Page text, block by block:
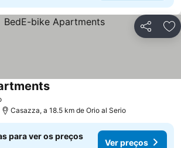
Partilhar
Casazza, a 18.5 km de Orio al Serio
para ver os preços
Ver preços